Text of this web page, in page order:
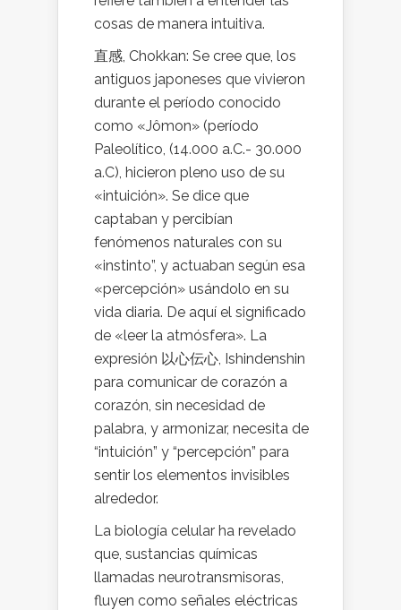
cosas de manera intuitiva.
直感, Chokkan: Se cree que, los
antiguos japoneses que vivieron
durante el período conocido
como «Jômon» (período
Paleolítico, (14.000 a.C.- 30.000
a.C), hicieron pleno uso de su
«intuición». Se dice que
captaban y percibían
fenómenos naturales con su
«instinto”, y actuaban según esa
«percepción» usándolo en su
vida diaria. De aquí el significado
de «leer la atmósfera». La
expresión 以心伝心, Ishindenshin
para comunicar de corazón a
corazón, sin necesidad de
palabra, y armonizar, necesita de
“intuición” y “percepción” para
sentir los elementos invisibles
alrededor.
La biología celular ha revelado
que, sustancias químicas
llamadas neurotransmisoras,
fluyen como señales eléctricas